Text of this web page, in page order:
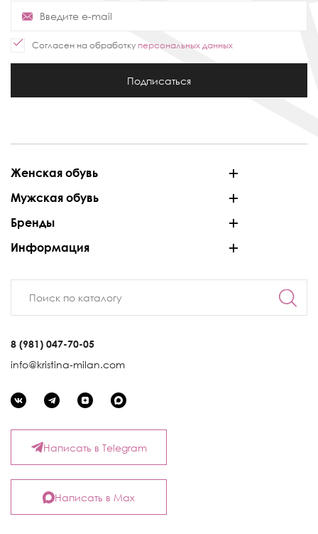
Согласен на обработку персональных данных
Подписаться
Женская обувь
Мужская обувь
Бренды
Информация
8 (981) 047-70-05
info@kristina-milan.com
Написать в Telegram
Написать в Max